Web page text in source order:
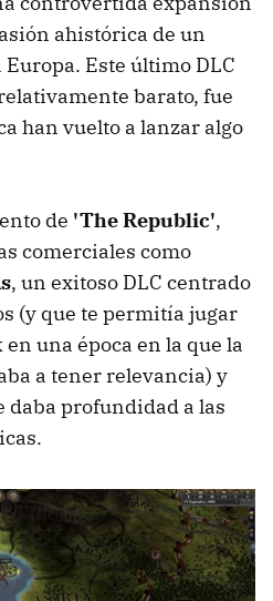
ahistórica de un
Este último DLC
barato, fue
han vuelto a lanzar algo
de 'The Republic',
comerciales como
, un exitoso DLC centrado
(y que te permitía jugar
una época en la que la
a tener relevancia) y
daba profundidad a las